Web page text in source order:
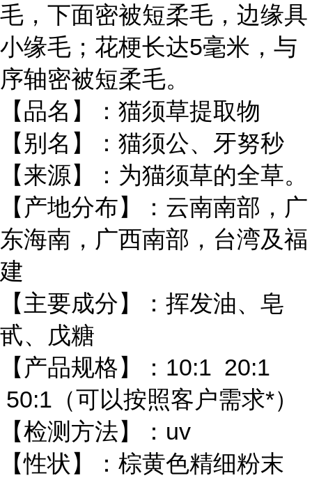
毛，下面密被短柔毛，边缘具
小缘毛；花梗长达5毫米，与
序轴密被短柔毛。
【品名】：猫须草提取物
【别名】：猫须公、牙努秒
【来源】：为猫须草的全草。
【产地分布】：云南南部，广
东海南，广西南部，台湾及福
建
【主要成分】：挥发油、皂
甙、戊糖
【产品规格】：10:1 20:1
50:1（可以按照客户需求*）
【检测方法】：uv
【性状】：棕黄色精细粉末